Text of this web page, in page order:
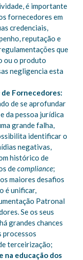
é importante
fornecedores em
credenciais,
reputação e
que
ou o produto
negligencia esta
de Fornecedores:
de se aprofundar
da pessoa jurídica
grande falha,
identificar o
negativas,
histórico de
decompliance;
maiores desafios
é unificar,
Patronal
Se os seus
grandes chances
processos
terceirização;
na educação dos